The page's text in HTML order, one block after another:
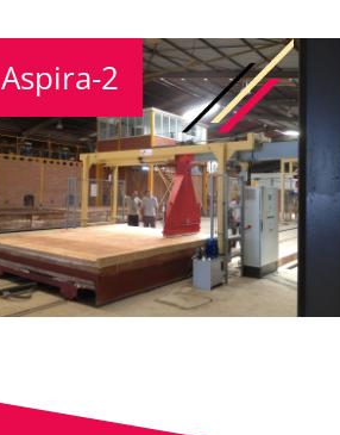
Aspira-2